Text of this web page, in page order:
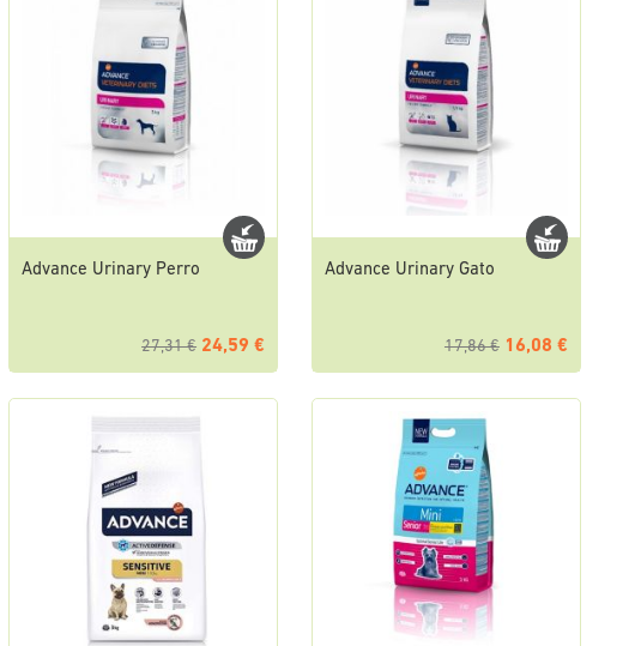
Advance Urinary Perro
27,31 € 24,59 €
Advance Urinary Gato
17,86 € 16,08 €